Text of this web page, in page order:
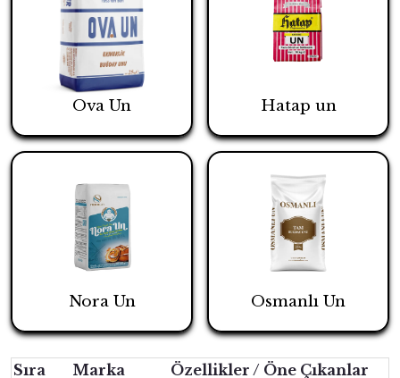
Ova Un Hatap un
Nora Un Osmanlı Un
Sıra Marka Özellikler / Öne Çıkanlar